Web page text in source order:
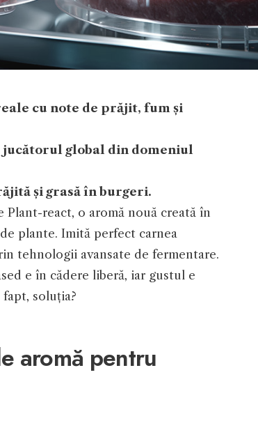
cu note de prăjit, fum și
jucătorul global din domeniul
și grasă în burgeri.
Plant-react, o aromă nouă creată în
plante. Imită perfect carnea
tehnologii avansate de fermentare.
e în cădere liberă, iar gustul e
soluția?
aromă pentru